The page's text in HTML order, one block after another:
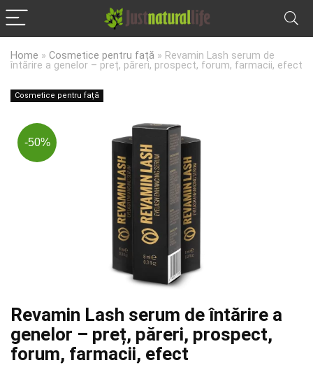
Home » Cosmetice pentru față » Revamin Lash serum de
întărire a genelor – preț, păreri, prospect, forum, farmacii, efect
Cosmetice pentru față
-50%
Revamin Lash serum de întărire a
genelor – preț, păreri, prospect,
forum, farmacii, efect